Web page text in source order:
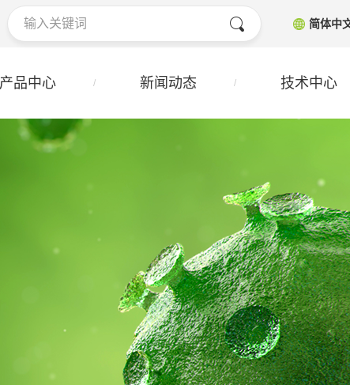
简体中
产品中心 新闻动态 技术中心